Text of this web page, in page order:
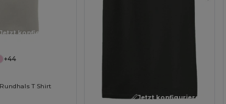
konfigurieren!
+44
T Shirt
Jetzt konfigurieren!